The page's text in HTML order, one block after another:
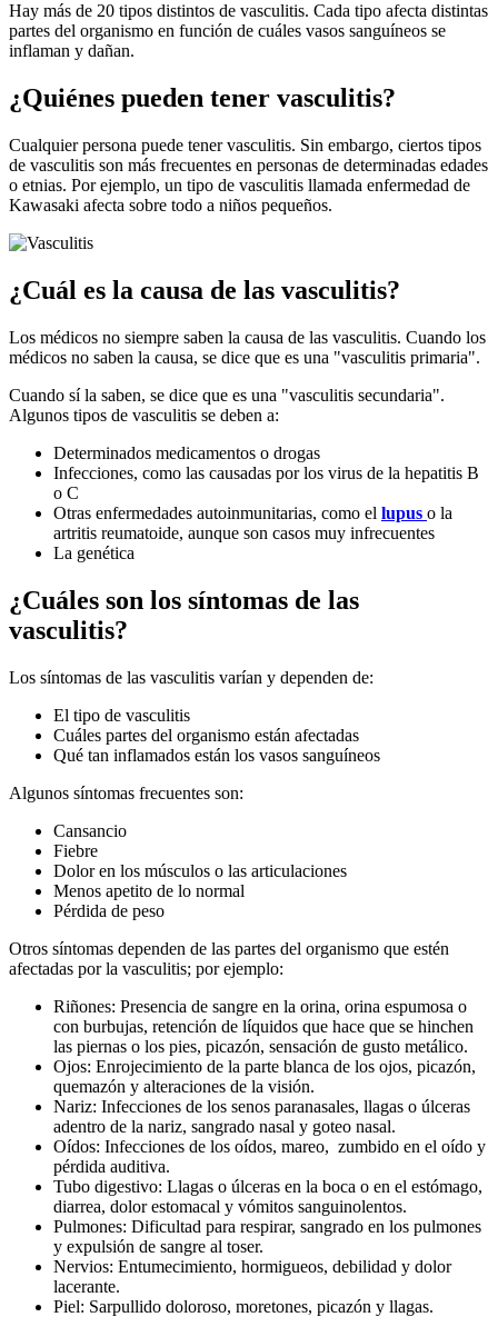
Hay más de 20 tipos distintos de vasculitis. Cada tipo afecta distintas
partes del organismo en función de cuáles vasos sanguíneos se
inflaman y dañan.
¿Quiénes pueden tener vasculitis?
Cualquier persona puede tener vasculitis. Sin embargo, ciertos tipos
de vasculitis son más frecuentes en personas de determinadas edades
o etnias. Por ejemplo, un tipo de vasculitis llamada enfermedad de
Kawasaki afecta sobre todo a niños pequeños.
¿Cuál es la causa de las vasculitis?
Los médicos no siempre saben la causa de las vasculitis. Cuando los
médicos no saben la causa, se dice que es una "vasculitis primaria".
Cuando sí la saben, se dice que es una "vasculitis secundaria".
Algunos tipos de vasculitis se deben a:
Determinados medicamentos o drogas
Infecciones, como las causadas por los virus de la hepatitis B
o C
Otras enfermedades autoinmunitarias, como el lupus o la
artritis reumatoide, aunque son casos muy infrecuentes
La genética
¿Cuáles son los síntomas de las
vasculitis?
Los síntomas de las vasculitis varían y dependen de:
El tipo de vasculitis
Cuáles partes del organismo están afectadas
Qué tan inflamados están los vasos sanguíneos
Algunos síntomas frecuentes son:
Cansancio
Fiebre
Dolor en los músculos o las articulaciones
Menos apetito de lo normal
Pérdida de peso
Otros síntomas dependen de las partes del organismo que estén
afectadas por la vasculitis; por ejemplo:
Riñones: Presencia de sangre en la orina, orina espumosa o
con burbujas, retención de líquidos que hace que se hinchen
las piernas o los pies, picazón, sensación de gusto metálico.
Ojos: Enrojecimiento de la parte blanca de los ojos, picazón,
quemazón y alteraciones de la visión.
Nariz: Infecciones de los senos paranasales, llagas o úlceras
adentro de la nariz, sangrado nasal y goteo nasal.
Oídos: Infecciones de los oídos, mareo, zumbido en el oído y
pérdida auditiva.
Tubo digestivo: Llagas o úlceras en la boca o en el estómago,
diarrea, dolor estomacal y vómitos sanguinolentos.
Pulmones: Dificultad para respirar, sangrado en los pulmones
y expulsión de sangre al toser.
Nervios: Entumecimiento, hormigueos, debilidad y dolor
lacerante.
Piel: Sarpullido doloroso, moretones, picazón y llagas.